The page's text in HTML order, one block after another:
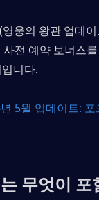
웅의 왕관 업데
전 예약 보너스
니다.
5월 업데이트:
무엇이 포